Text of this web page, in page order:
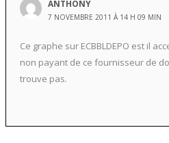
ANTHONY
7 NOVEMBRE 2011 À 14 H 09 MIN
Ce graphe sur ECBBLDEPO est il
non payant de ce fournisseur de
trouve pas.